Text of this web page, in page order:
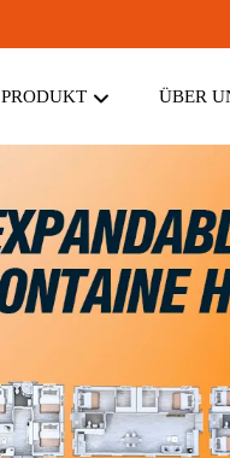
PRODUKT ÜBER